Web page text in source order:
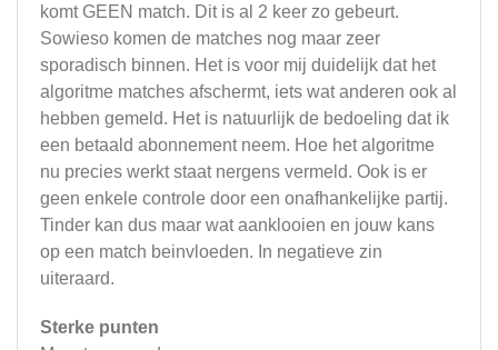
komt GEEN match. Dit is al 2 keer zo gebeurt.
Sowieso komen de matches nog maar zeer
sporadisch binnen. Het is voor mij duidelijk dat het
algoritme matches afschermt, iets wat anderen ook al
hebben gemeld. Het is natuurlijk de bedoeling dat ik
een betaald abonnement neem. Hoe het algoritme
nu precies werkt staat nergens vermeld. Ook is er
geen enkele controle door een onafhankelijke partij.
Tinder kan dus maar wat aanklooien en jouw kans
op een match beinvloeden. In negatieve zin
uiteraard.
Sterke punten